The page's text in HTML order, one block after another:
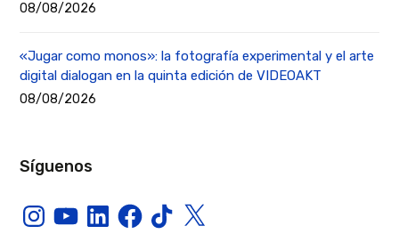
08/08/2026
«Jugar como monos»: la fotografía experimental y el arte
digital dialogan en la quinta edición de VIDEOAKT
08/08/2026
Síguenos
InstagramYouTubeLinkedInFacebook
TikTokX